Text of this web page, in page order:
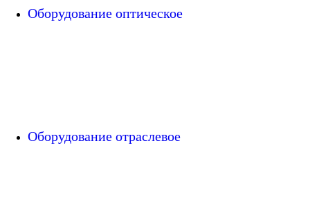
Оборудование оптическое
Оборудование отраслевое